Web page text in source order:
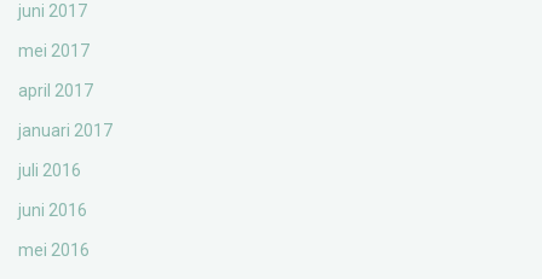
juni 2017
mei 2017
april 2017
januari 2017
juli 2016
juni 2016
mei 2016